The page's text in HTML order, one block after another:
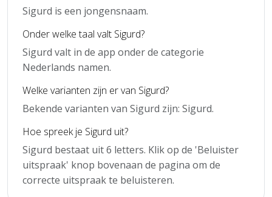
Sigurd is een jongensnaam.
Onder welke taal valt Sigurd?
Sigurd valt in de app onder de categorie
Nederlands namen.
Welke varianten zijn er van Sigurd?
Bekende varianten van Sigurd zijn: Sigurd.
Hoe spreek je Sigurd uit?
Sigurd bestaat uit 6 letters. Klik op de 'Beluister
uitspraak' knop bovenaan de pagina om de
correcte uitspraak te beluisteren.